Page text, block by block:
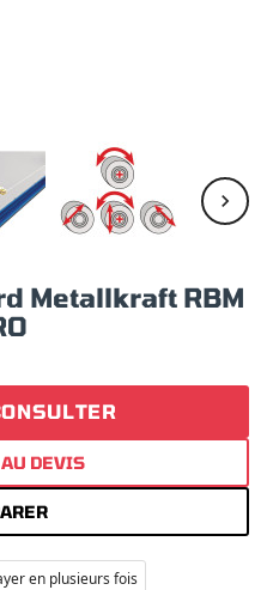

Metallkraft RBM
DEVIS
en plusieurs fois